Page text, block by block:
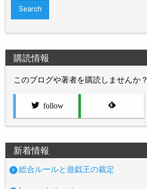
購読情報
このブログや著者を購読しませんか？
follow
新着情報
総合ルールと遊戯王の裁定